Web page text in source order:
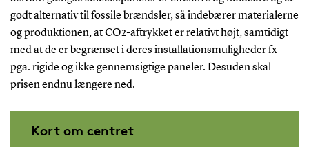
godt alternativ til fossile brændsler, så indebærer materialerne
og produktionen, at CO2-aftrykket er relativt højt, samtidigt
med at de er begrænset i deres installationsmuligheder fx
pga. rigide og ikke gennemsigtige paneler. Desuden skal
prisen endnu længere ned.
Kort om centret